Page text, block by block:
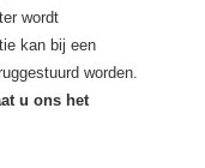
wordt
kan bij een
worden.
u ons het